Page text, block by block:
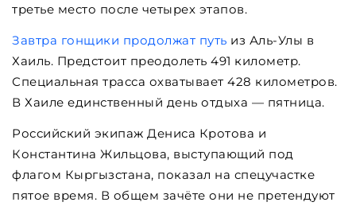
третье место после четырех этапов.
Завтра гонщики продолжат путь из Аль-Улы в
Хаиль. Предстоит преодолеть 491 километр.
Специальная трасса охватывает 428 километров.
В Хаиле единственный день отдыха — пятница.
Российский экипаж Дениса Кротова и
Константина Жильцова, выступающий под
флагом Кыргызстана, показал на спецучастке
пятое время. В общем зачёте они не претендуют